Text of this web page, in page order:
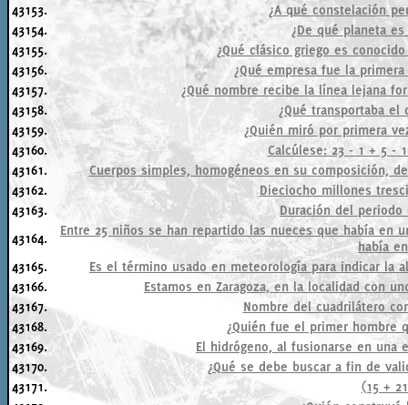
43153.
¿A qué constelación
43154.
¿De qué planeta
43155.
¿Qué clásico griego es
43156.
¿Qué empresa fue la
43157.
¿Qué nombre recibe la línea lejana
43158.
¿Qué transportaba el
43159.
¿Quién miró por primera
43160.
Calcúlese: 23 - 1 + 5 -
43161.
Cuerpos simples, homogéneos en su composición,
43162.
Dieciocho millones
43163.
Duración del
43164.
Entre 25 niños se han repartido las nueces que había en
había
43165.
Es el término usado en meteorología para indicar
43166.
Estamos en Zaragoza, en la localidad con
43167.
Nombre del cuadrilátero
43168.
¿Quién fue el primer hombre
43169.
El hidrógeno, al fusionarse en una
43170.
¿Qué se debe buscar a fin de
43171.
(15 +